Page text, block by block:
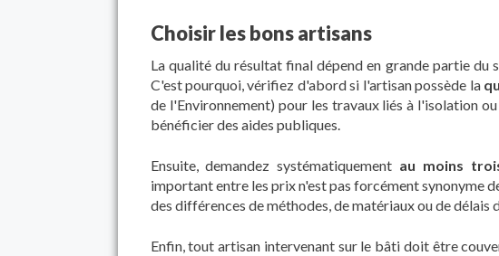
Choisir les bons artisans
La qualité du résultat final dépend en grande partie du
C'est pourquoi, vérifiez d'abord si l'artisan possède la
de l'Environnement) pour les travaux liés à l'isolation
bénéficier des aides publiques.
Ensuite, demandez systématiquement au moins
important entre les prix n'est pas forcément synonyme
des différences de méthodes, de matériaux ou de délais
Enfin, tout artisan intervenant sur le bâti doit être